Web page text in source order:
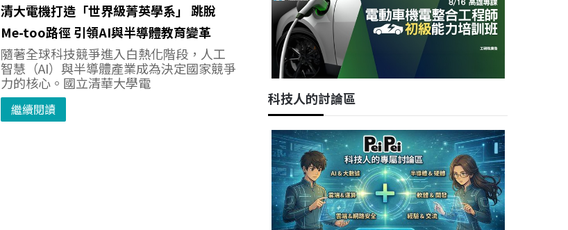
清大電機打造「世界級菁英學系」 跳脫
Me-too路徑 引領AI與半導體教育變革
隨著全球科技競爭進入白熱化階段，人工
智慧（AI）與半導體產業成為決定國家競爭
力的核心。國立清華大學電
繼續閱讀
科技人的討論區